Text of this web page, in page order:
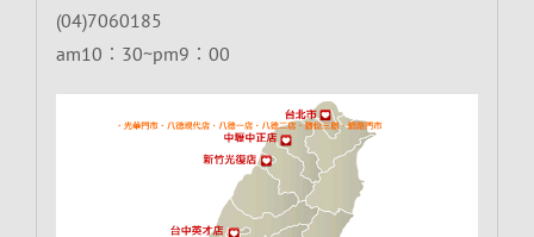
(04)7060185
am10︰30~pm9︰00